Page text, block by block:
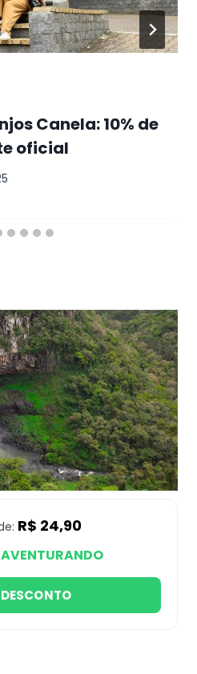
Canela: 10% de
oficial
R$ 24,90
AVENTURANDO